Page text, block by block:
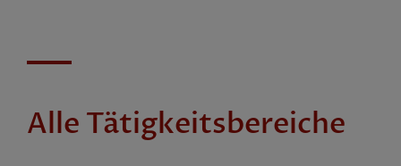
Alle Tätigkeitsbereiche